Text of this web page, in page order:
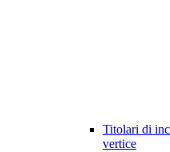
Titolari di
vertice